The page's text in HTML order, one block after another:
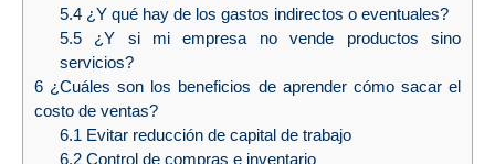
5.4¿Y qué hay de los gastos indirectos o eventuales?
5.5¿Y si mi empresa no vende productos sino
servicios?
6 ¿Cuáles son los beneficios de aprender cómo sacar el
costo de ventas?
6.1 Evitar reducción de capital de trabajo
6.2Control de compras e inventario